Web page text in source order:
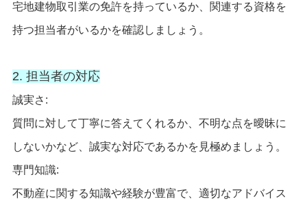
宅地建物取引業の免許を持っているか、関連する資格を
持つ担当者がいるかを確認しましょう。
2. 担当者の対応
誠実さ:
質問に対して丁寧に答えてくれるか、不明な点を曖昧に
しないかなど、誠実な対応であるかを見極めましょう。
専門知識:
不動産に関する知識や経験が豊富で、適切なアドバイス